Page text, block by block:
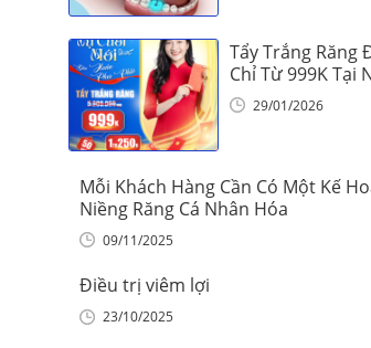
Tẩy Trắng Răng
Chỉ Từ 999K Tại
Khoa Vinalign
29/01/2026
Mỗi Khách Hàng Cần Có Một Kế
Niềng Răng Cá Nhân Hóa
09/11/2025
Điều trị viêm lợi
23/10/2025